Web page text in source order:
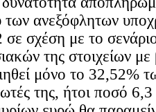
των ανεξόφλητων
σε σχέση με το
της στοιχείων
μόνο το 32,52%
της, ήτοι ποσό